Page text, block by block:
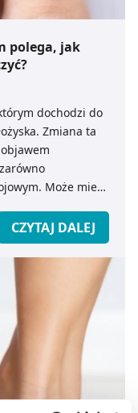
polega, jak
dochodzi do
Zmiana ta
Może mieć
a także
czy
i
na
zapobiega
wygląd płytki
i jak postępować
CZYTAJ DALEJ